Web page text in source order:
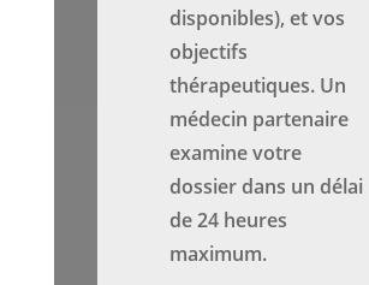
disponibles), et vos
objectifs
thérapeutiques. Un
médecin partenaire
examine votre
dossier dans un délai
de 24 heures
maximum.